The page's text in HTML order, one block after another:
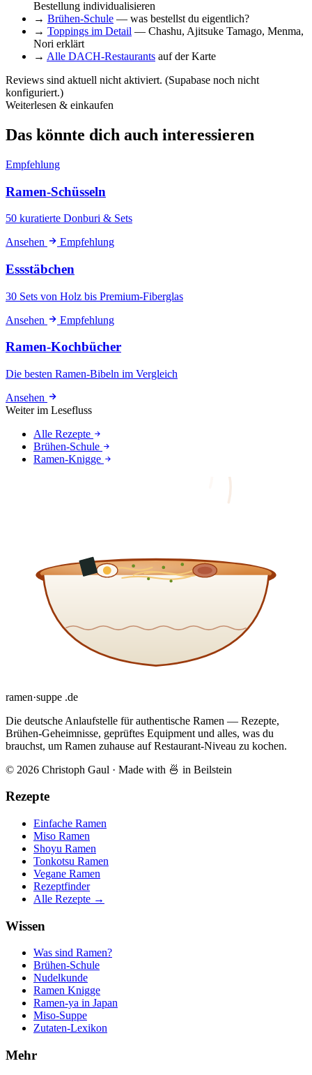
Bestellung individualisieren
→ Brühen-Schule — was bestellst du eigentlich?
→ Toppings im Detail — Chashu, Ajitsuke Tamago, Menma,
Nori erklärt
→ Alle DACH-Restaurants auf der Karte
Reviews sind aktuell nicht aktiviert. (Supabase noch nicht
konfiguriert.)
Weiterlesen & einkaufen
Das könnte dich auch interessieren
Empfehlung
Ramen-Schüsseln
50 kuratierte Donburi & Sets
Ansehen
Empfehlung
Essstäbchen
30 Sets von Holz bis Premium-Fiberglas
Ansehen
Empfehlung
Ramen-Kochbücher
Die besten Ramen-Bibeln im Vergleich
Ansehen
Weiter im Lesefluss
Alle Rezepte
Brühen-Schule
Ramen-Knigge
ramen·suppe .de
Die deutsche Anlaufstelle für authentische Ramen — Rezepte,
Brühen-Geheimnisse, geprüftes Equipment und alles, was du
brauchst, um Ramen zuhause auf Restaurant-Niveau zu kochen.
© 2026 Christoph Gaul · Made with 🍜 in Beilstein
Rezepte
Einfache Ramen
Miso Ramen
Shoyu Ramen
Tonkotsu Ramen
Vegane Ramen
Rezeptfinder
Alle Rezepte →
Wissen
Was sind Ramen?
Brühen-Schule
Nudelkunde
Ramen Knigge
Ramen-ya in Japan
Miso-Suppe
Zutaten-Lexikon
Mehr